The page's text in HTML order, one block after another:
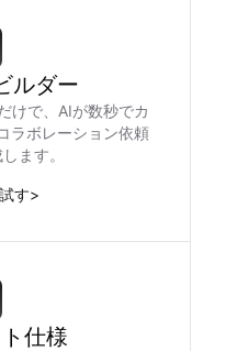
ルダー
けで、AIが数秒でカ
ラボレーション依頼
ます。
す>
仕様